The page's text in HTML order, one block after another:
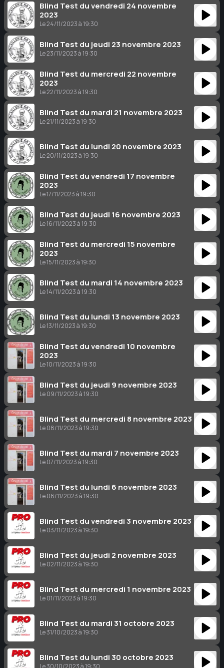
Blind Test du vendredi 24 novembre
2023
Le 24/11/2023 à 19:30
Blind Test du jeudi 23 novembre 2023
Le 23/11/2023 à 19:30
Blind Test du mercredi 22 novembre
2023
Le 22/11/2023 à 19:30
Blind Test du mardi 21 novembre 2023
Le 21/11/2023 à 19:30
Blind Test du lundi 20 novembre 2023
Le 20/11/2023 à 19:30
Blind Test du vendredi 17 novembre
2023
Le 17/11/2023 à 19:30
Blind Test du jeudi 16 novembre 2023
Le 16/11/2023 à 19:30
Blind Test du mercredi 15 novembre
2023
Le 15/11/2023 à 19:30
Blind Test du mardi 14 novembre 2023
Le 14/11/2023 à 19:30
Blind Test du lundi 13 novembre 2023
Le 13/11/2023 à 19:30
Blind Test du vendredi 10 novembre
2023
Le 10/11/2023 à 19:30
Blind Test du jeudi 9 novembre 2023
Le 09/11/2023 à 19:30
Blind Test du mercredi 8 novembre 2023
Le 08/11/2023 à 19:30
Blind Test du mardi 7 novembre 2023
Le 07/11/2023 à 19:30
Blind Test du lundi 6 novembre 2023
Le 06/11/2023 à 19:30
Blind Test du vendredi 3 novembre 2023
Le 03/11/2023 à 19:30
Blind Test du jeudi 2 novembre 2023
Le 02/11/2023 à 19:30
Blind Test du mercredi 1 novembre 2023
Le 01/11/2023 à 19:30
Blind Test du mardi 31 octobre 2023
Le 31/10/2023 à 19:30
Blind Test du lundi 30 octobre 2023
Le 30/10/2023 à 19:30